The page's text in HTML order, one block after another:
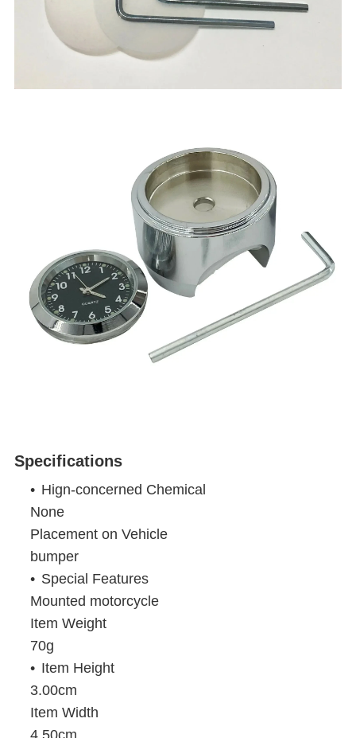
Specifications
Hign-concerned Chemical
None
Placement on Vehicle
bumper
Special Features
Mounted motorcycle
Item Weight
70g
Item Height
3.00cm
Item Width
4.50cm